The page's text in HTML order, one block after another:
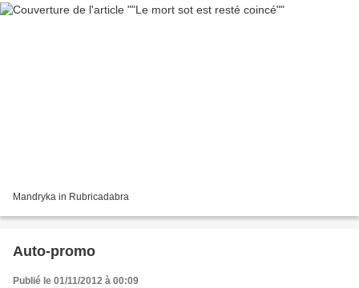
Mandryka in Rubricadabra
Auto-promo
Publié le 01/11/2012 à 00:09